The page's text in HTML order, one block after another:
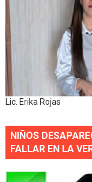
Lic. Erika Rojas
NIÑOS
FALLAR EN LA